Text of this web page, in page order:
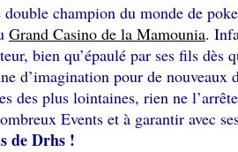
champion du monde de
Grand Casino de la Mamounia.
bien qu’épaulé par ses fils dès
d’imagination pour de nouveaux
des plus lointaines, rien ne
Events et à garantir avec
de Drhs !